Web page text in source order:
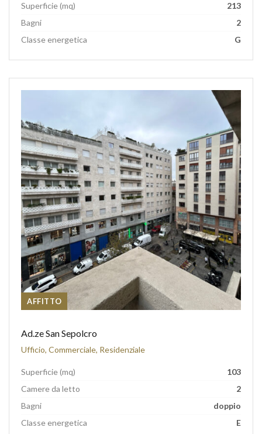
Superficie (mq)
213
Bagni
2
Classe energetica
G
AFFITTO
Ad.ze San Sepolcro
Ufficio, Commerciale, Residenziale
Superficie (mq)
103
Camere da letto
2
Bagni
doppio
Classe energetica
E